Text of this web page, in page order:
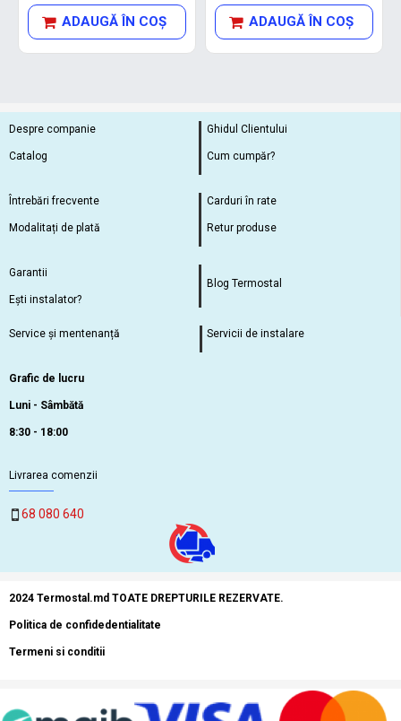
ADAUGĂ ÎN COŞ ADAUGĂ ÎN COŞ
Despre companie
Catalog
Ghidul Clientului
Cum cumpăr?
Întrebări frecvente
Modalitați de plată
Carduri în rate
Retur produse
Garantii
Ești instalator?
Blog Termostal
Service și mentenanță Servicii de instalare
Grafic de lucru
Luni - Sâmbătă
8:30 - 18:00
Livrarea comenzii
68 080 640
2024 Termostal.md TOATE DREPTURILE REZERVATE.
Politica de confidedentialitate
Termeni si conditii